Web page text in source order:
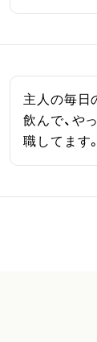
主人の毎日
飲んで、や
職してます